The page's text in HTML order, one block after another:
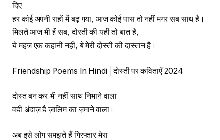
दिए
हर कोई अपनी राहों में बढ़ गया, आज कोई पास तो नहीं मगर सब साथ है।
मिलते आज भी हैं सब, दोस्ती की यही तो बात है,
ये महज एक कहानी नहीं, ये मेरी दोस्ती की दास्तान है।
Friendship Poems In Hindi | दोस्ती पर कविताएँ 2024
दोस्त बन कर भी नहीं साथ निभाने वाला
वही अंदाज़ है ज़ालिम का ज़माने वाला।
अब इसे लोग समझते हैं गिरफ्तार मेरा